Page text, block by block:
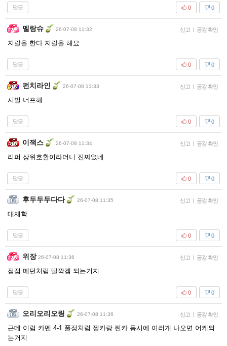
답글 0
0
멜랑슈 26-07-08 11:32 신고 공감 확인
지랄을 한다 지랄을 해요
답글 0
0
펀치라인 26-07-08 11:33 신고 공감 확인
시벌 너프해
답글 0
0
이잭스 26-07-08 11:34 신고 공감 확인
리퍼 상위호환이라더니 진짜였네
답글 0
0
후두두두다다 26-07-08 11:35 신고 공감 확인
대재학
답글 0
0
위장 26-07-08 11:36 신고 공감 확인
점점 메던처럼 딸깍겜 되는거지
답글 0
0
오리오리오링 26-07-08 11:36 신고 공감 확인
근데 이럼 카멘 4-1 풀정처럼 짭카랑 찐카 동시에 여러개 나오면 어케되
는거지